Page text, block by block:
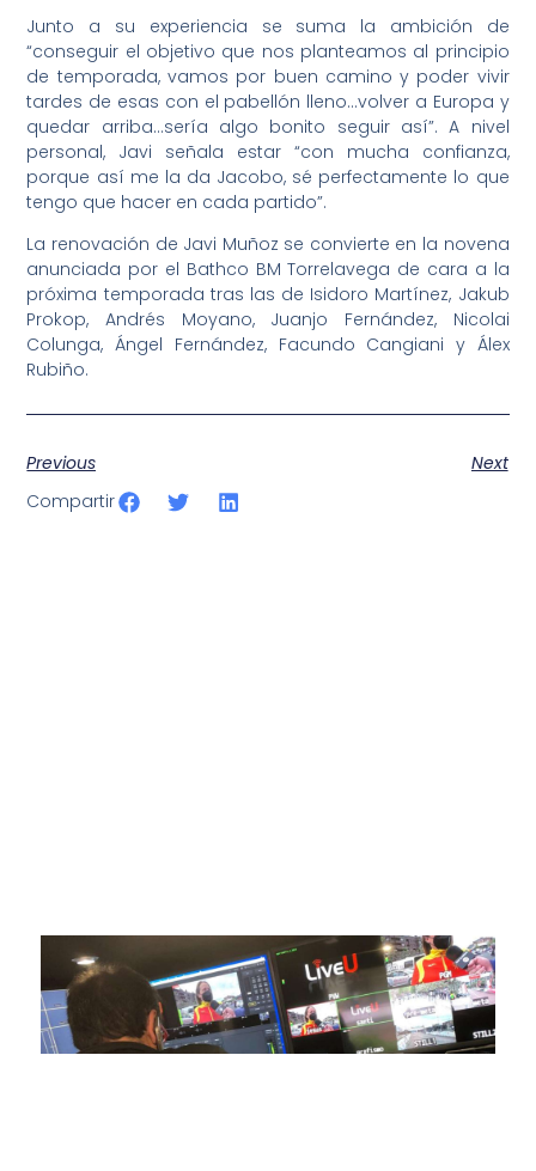
Junto a su experiencia se suma la ambición de
“conseguir el objetivo que nos planteamos al principio
de temporada, vamos por buen camino y poder vivir
tardes de esas con el pabellón lleno…volver a Europa y
quedar arriba…sería algo bonito seguir así”. A nivel
personal, Javi señala estar “con mucha confianza,
porque así me la da Jacobo, sé perfectamente lo que
tengo que hacer en cada partido”.
La renovación de Javi Muñoz se convierte en la novena
anunciada por el Bathco BM Torrelavega de cara a la
próxima temporada tras las de Isidoro Martínez, Jakub
Prokop, Andrés Moyano, Juanjo Fernández, Nicolai
Colunga, Ángel Fernández, Facundo Cangiani y Álex
Rubiño.
Previous
Next
Compartir